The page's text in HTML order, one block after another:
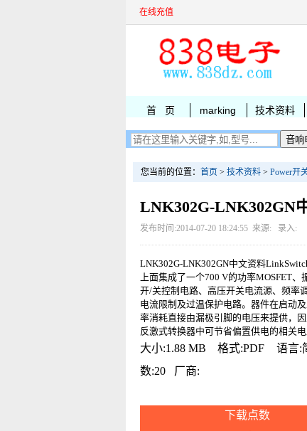
在线充值
首 页 marking 技术资料
您当前的位置： 首页 > 技术资料 > Power开
LNK302G-LNK302GN
发布时间:2014-07-20 18:24:55 来源: 录入:
LNK302G-LNK302GN中文资料
上面集成了一个700 V的功率MOSFET、
开/关控制电路、高压开关电流源、频率
电流限制及过温保护电路。器件在启动
率消耗直接由漏极引脚的电压来提供，
反激式转换器中可节省偏置供电的相关
大小:1.88 MB 格式:PDF 语言:
数:20 厂商:
下载点数